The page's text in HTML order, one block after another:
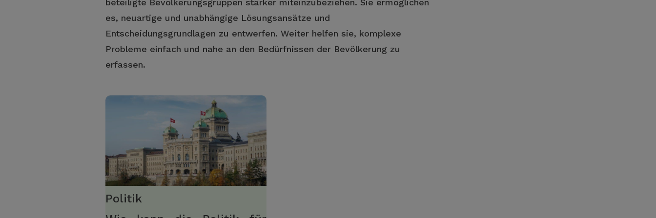
beteiligte Bevölkerungsgruppen stärker miteinzubeziehen. Sie ermöglichen
es, neuartige und unabhängige Lösungsansätze und
Entscheidungsgrundlagen zu entwerfen. Weiter helfen sie, komplexe
Probleme einfach und nahe an den Bedürfnissen der Bevölkerung zu
erfassen.
Politik